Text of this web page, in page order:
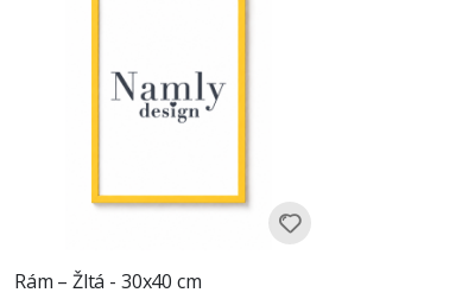
Rám – Žltá - 30x40 cm